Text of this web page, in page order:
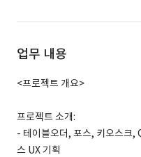
업무 내용
<프로젝트 개요>
프로젝트 소개:
- 테이블오더, 포스, 키오스크,
스 UX 기획